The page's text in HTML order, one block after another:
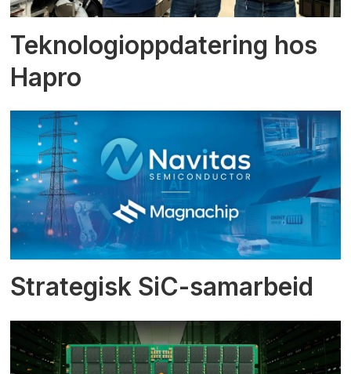
Teknologioppdatering hos
Hapro
Strategisk SiC-samarbeid